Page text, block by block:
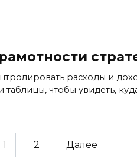
расходы и
чтобы увидеть,
1 2 Далее